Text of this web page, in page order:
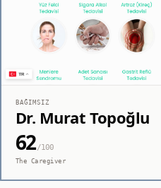
BAĞIMSIZ
Dr. Murat Topoğlu
62/100
The Caregiver